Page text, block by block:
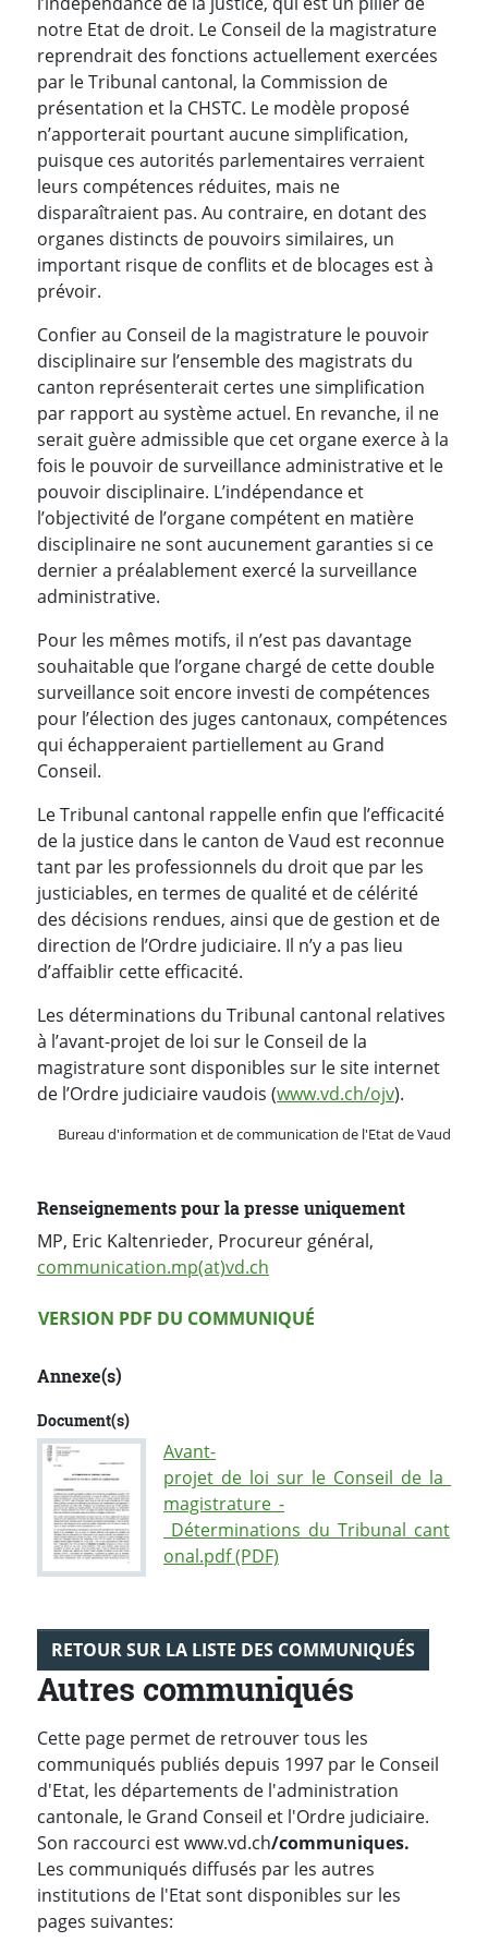
notre Etat de droit. Le Conseil de la magistrature
reprendrait des fonctions actuellement exercées
par le Tribunal cantonal, la Commission de
présentation et la CHSTC. Le modèle proposé
n’apporterait pourtant aucune simplification,
puisque ces autorités parlementaires verraient
leurs compétences réduites, mais ne
disparaîtraient pas. Au contraire, en dotant des
organes distincts de pouvoirs similaires, un
important risque de conflits et de blocages est à
prévoir.
Confier au Conseil de la magistrature le pouvoir
disciplinaire sur l’ensemble des magistrats du
canton représenterait certes une simplification
par rapport au système actuel. En revanche, il ne
serait guère admissible que cet organe exerce à la
fois le pouvoir de surveillance administrative et le
pouvoir disciplinaire. L’indépendance et
l’objectivité de l’organe compétent en matière
disciplinaire ne sont aucunement garanties si ce
dernier a préalablement exercé la surveillance
administrative.
Pour les mêmes motifs, il n’est pas davantage
souhaitable que l’organe chargé de cette double
surveillance soit encore investi de compétences
pour l’élection des juges cantonaux, compétences
qui échapperaient partiellement au Grand
Conseil.
Le Tribunal cantonal rappelle enfin que l’efficacité
de la justice dans le canton de Vaud est reconnue
tant par les professionnels du droit que par les
justiciables, en termes de qualité et de célérité
des décisions rendues, ainsi que de gestion et de
direction de l’Ordre judiciaire. Il n’y a pas lieu
d’affaiblir cette efficacité.
Les déterminations du Tribunal cantonal relatives
à l’avant-projet de loi sur le Conseil de la
magistrature sont disponibles sur le site internet
de l’Ordre judiciaire vaudois (www.vd.ch/ojv).
Bureau d'information et de communication de l'Etat de Vaud
Renseignements pour la presse uniquement
MP, Eric Kaltenrieder, Procureur général,
communication.mp(at)vd.ch
Version PDF
VERSION PDF DU COMMUNIQUÉ
Annexe(s)
Document(s)
Avant-
projet_de_loi_sur_le_Conseil_de_la_
magistrature_-
_Déterminations_du_Tribunal_cant
onal.pdf (PDF)
RETOUR SUR LA LISTE DES COMMUNIQUÉS
Autres communiqués
Cette page permet de retrouver tous les
communiqués publiés depuis 1997 par le Conseil
d'Etat, les départements de l'administration
cantonale, le Grand Conseil et l'Ordre judiciaire.
Son raccourci est www.vd.ch/communiques.
Les communiqués diffusés par les autres
institutions de l'Etat sont disponibles sur les
pages suivantes: